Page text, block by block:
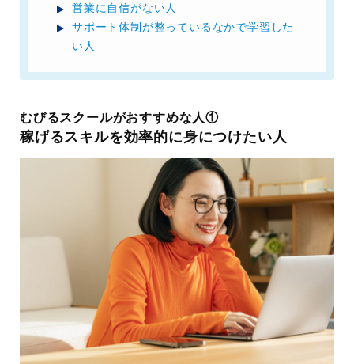
営業に自信がない人
サポート体制が整っているなかで学習した
い人
むびるスクールがおすすめな人①
稼げるスキルを効率的に身につけたい人